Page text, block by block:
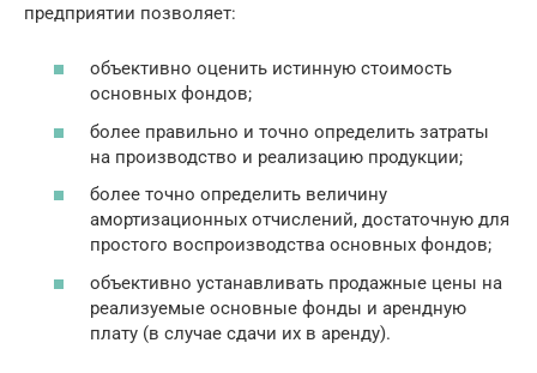
предприятии позволяет:
объективно оценить истинную стоимость
основных фондов;
более правильно и точно определить затраты
на производство и реализацию продукции;
более точно определить величину
амортизационных отчислений, достаточную для
простого воспроизводства основных фондов;
объективно устанавливать продажные цены на
реализуемые основные фонды и арендную
плату (в случае сдачи их в аренду).